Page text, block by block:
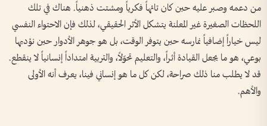
من دعمه وصبر عليه حين كان تائهاً فكرياً ومشتت ذهنياً. هناك في تلك
اللحظات الصغيرة غير المعلنة يتشكل الأثر الحقيقي، لذلك فإن الاحتواء النفسي
ليس خياراً إضافياً نمارسه حين يتوفر الوقت، بل هو جوهر الأدوار حين نؤديها
بوعي، هو ما يجعل القيادة أثراً، والتعليم تحوّلاً، والتربية امتداداً إنسانياً لا ينقطع.
قد لا يطلب منا ذلك صراحة، لكن كل ما هو إنساني فينا، يعرف أنه الأولى
والأهم.